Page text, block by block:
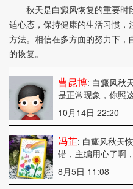
秋天是白癜风恢复的重要时
适心态，保持健康的生活习惯
方法。相信在多方面的努力下
的恢复。
曹昆博: 白癜风秋
是正常现象，你照
10月14日 22:20
冯芷: 白癜风秋天
错，主编用心了啊
8月5日 11:08